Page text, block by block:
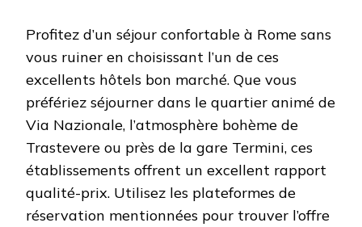
Profitez d’un séjour confortable à Rome sans
vous ruiner en choisissant l’un de ces
excellents hôtels bon marché. Que vous
préfériez séjourner dans le quartier animé de
Via Nazionale, l’atmosphère bohème de
Trastevere ou près de la gare Termini, ces
établissements offrent un excellent rapport
qualité-prix. Utilisez les plateformes de
réservation mentionnées pour trouver l’offre